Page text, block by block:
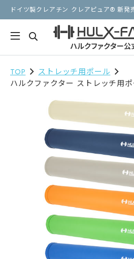
ドイツ製クレアチン クレアピュア® 新発
TOP
ストレッチ用ポール
ハルクファクター ストレッチ用